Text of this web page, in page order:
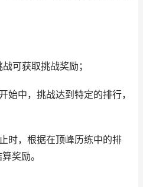
可获取挑战奖励；
始中，挑战达到特定的排行，
时，根据在顶峰历练中的排
奖励。